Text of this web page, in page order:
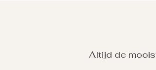
Altijd de